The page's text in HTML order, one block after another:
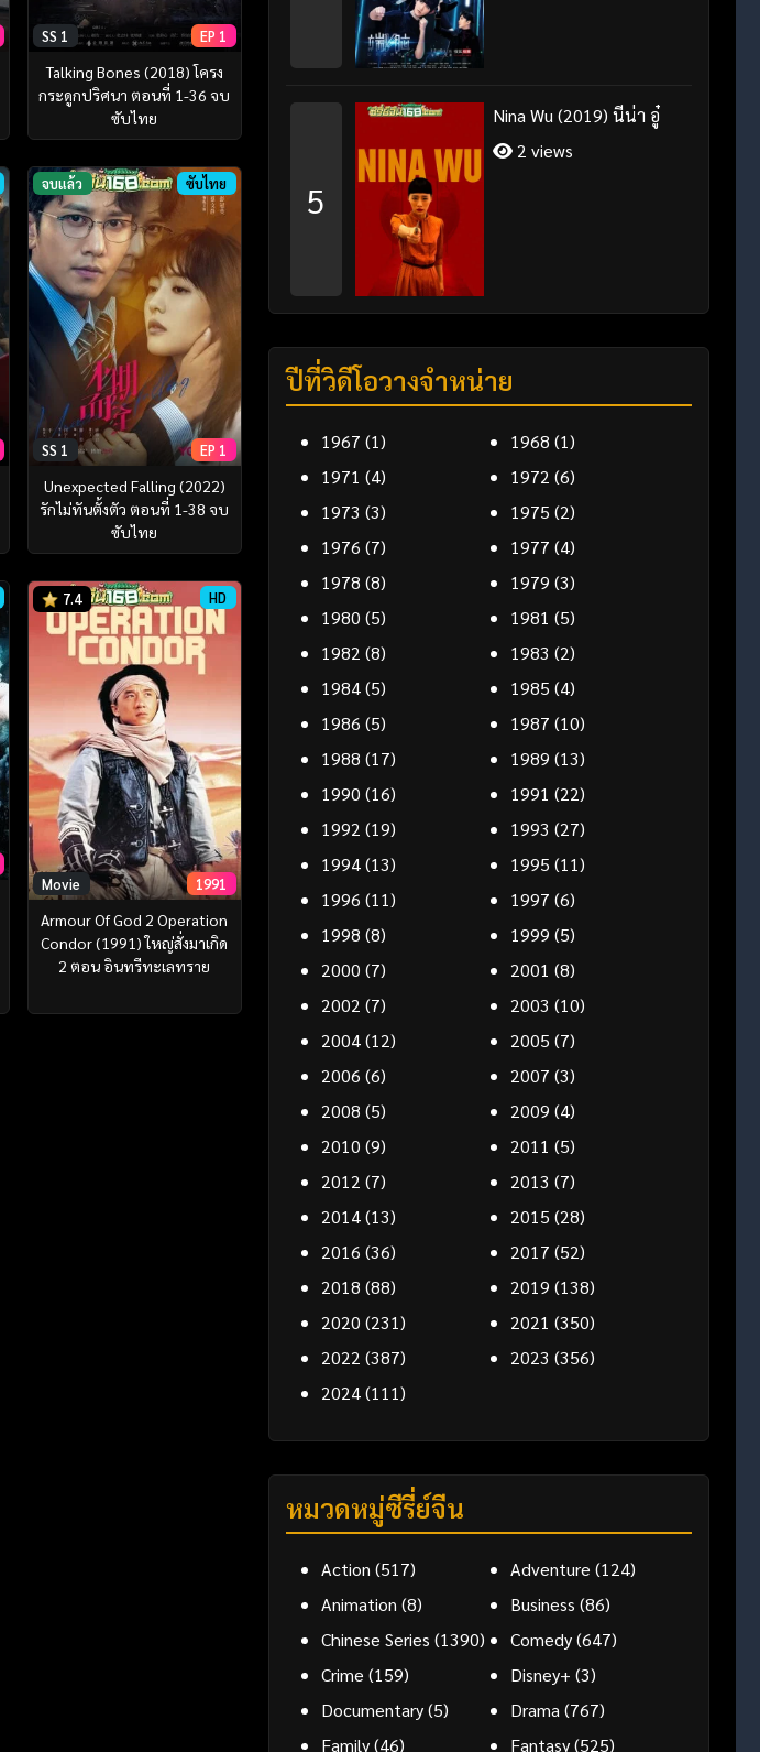
SS 1 EP 1
Talking Bones (2018) โครง
กระดูกปริศนา ตอนที่ 1-36 จบ
ซับไทย
จบแล้ว ซับไทย
SS 1 EP 1
Unexpected Falling (2022)
รักไม่ทันตั้งตัว ตอนที่ 1-38 จบ
ซับไทย
7.4 HD
Movie 1991
Armour Of God 2 Operation
Condor (1991) ใหญ่สั่งมาเกิด
2 ตอน อินทรีทะเลทราย
5
Nina Wu (2019) นีน่า อู๋
2 views
ปีที่วิดีโอวางจำหน่าย
1967 (1) 1968 (1)
1971 (4) 1972 (6)
1973 (3) 1975 (2)
1976 (7) 1977 (4)
1978 (8) 1979 (3)
1980 (5) 1981 (5)
1982 (8) 1983 (2)
1984(5) 1985 (4)
1986 (5) 1987 (10)
1988 (17) 1989 (13)
1990 (16) 1991 (22)
1992 (19) 1993 (27)
1994(13) 1995 (11)
1996 (11) 1997 (6)
1998 (8) 1999 (5)
2000 (7) 2001 (8)
2002 (7) 2003 (10)
2004(12) 2005 (7)
2006 (6) 2007 (3)
2008 (5) 2009 (4)
2010 (9) 2011 (5)
2012 (7) 2013 (7)
2014(13) 2015 (28)
2016 (36) 2017 (52)
2018 (88) 2019 (138)
2020 (231) 2021 (350)
2022 (387) 2023 (356)
2024(111)
หมวดหมู่ซีรี่ย์จีน
Action (517) Adventure (124)
Animation (8) Business (86)
Chinese Series (1390) Comedy(647)
Crime (159) Disney+ (3)
Documentary(5) Drama(767)
Family(46) Fantasy(525)